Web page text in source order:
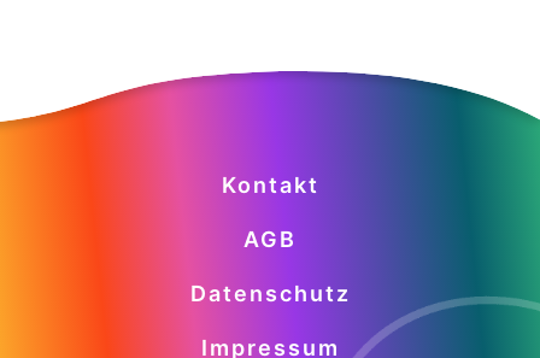
Kontakt
AGB
Datenschutz
Impressum